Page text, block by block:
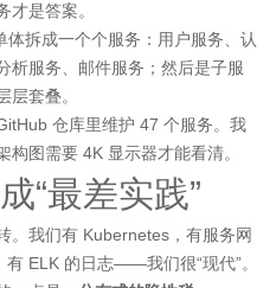
才是答案。
拆成一个个服务：用户服务、认
析服务、邮件服务；然后是子服
层套叠。
仓库里维护 47 个服务。我
图需要 4K 显示器才能看清。
“最差实践”
。我们有 Kubernetes，有服务网
ELK 的日志——我们很“现代”。